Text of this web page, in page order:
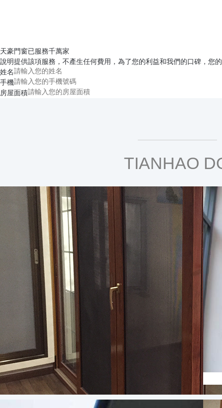
天豪門窗已服務千萬家
說明提供該項服務，不產生任何費用，為了您的利益和我們的口碑，您
姓名
手機
房屋面積
TIANHAO